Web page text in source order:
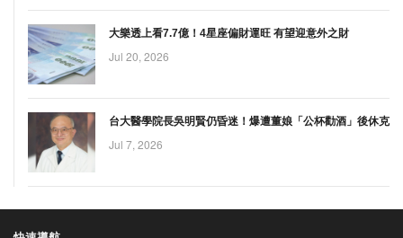
大樂透上看7.7億！4星座偏財運旺 有望迎意外之財
Jul 20, 2026
台大醫學院長吳明賢仍昏迷！爆遭董娘「公杯勸酒」後休克
Jul 7, 2026